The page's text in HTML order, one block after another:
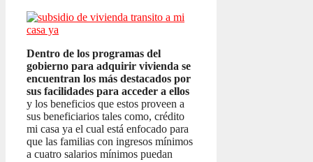
Dentro de los programas del
gobierno para adquirir vivienda se
encuentran los más destacados por
sus facilidades para acceder a ellos
y los beneficios que estos proveen a
sus beneficiarios tales como, crédito
mi casa ya el cual está enfocado para
que las familias con ingresos mínimos
a cuatro salarios mínimos puedan